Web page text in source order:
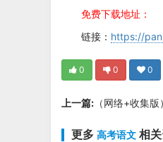
免费下载地址：
链接： https://
0 0 0
上一篇: （网络+收集
更多 高考语文 相关